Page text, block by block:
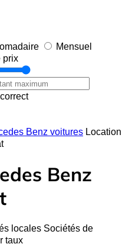
Mensuel
prix
Benz voitures Location
Benz
locales Sociétés de
taux